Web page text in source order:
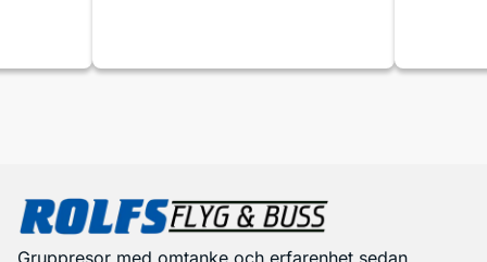
Gruppresor med omtanke och erfarenhet sedan